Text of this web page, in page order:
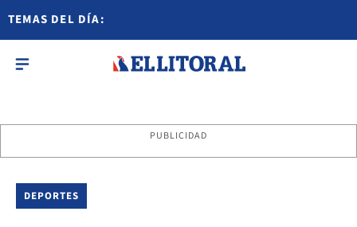
TEMAS DEL DÍA:
PUBLICIDAD
DEPORTES